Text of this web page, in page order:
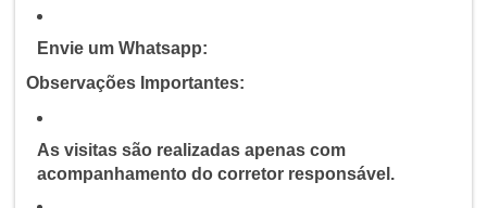
Envie um Whatsapp:
Observações Importantes:
As visitas são realizadas apenas com
acompanhamento do corretor responsável.